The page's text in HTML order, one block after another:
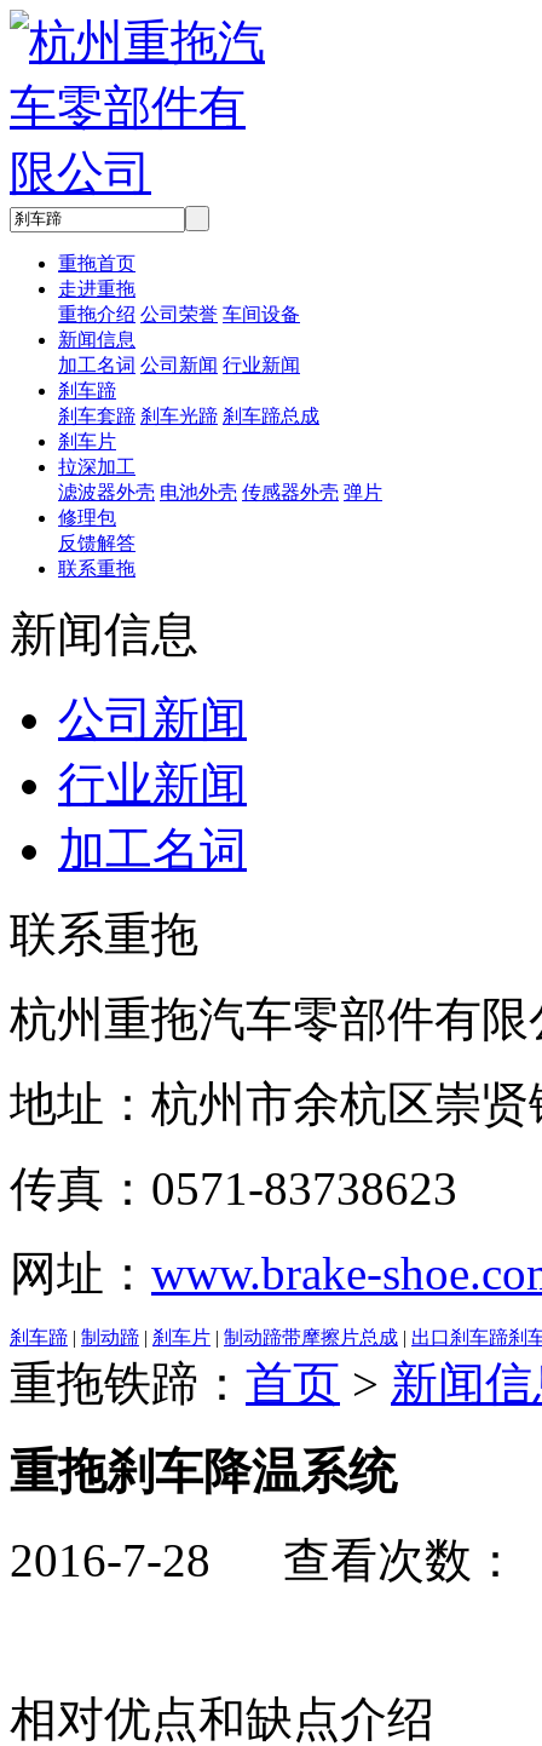
重拖首页
走进重拖
重拖介绍 公司荣誉 车间设备
新闻信息
加工名词 公司新闻 行业新闻
刹车蹄
刹车套蹄 刹车光蹄 刹车蹄总成
刹车片
拉深加工
滤波器外壳 电池外壳 传感器外壳 弹片
修理包
反馈解答
联系重拖
新闻信息
公司新闻
行业新闻
加工名词
联系重拖
杭州重拖汽车零部件有限
地址：杭州市余杭区崇
传真：0571-83738623
网址： www.brake-
刹车蹄 | 制动蹄 | 刹车片 | 制动蹄带摩擦片总成 | 出口刹车蹄刹
重拖铁蹄： 首页 > 新闻
重拖刹车降温系统
2016-7-28 查看次数：
相对优点和缺点介绍